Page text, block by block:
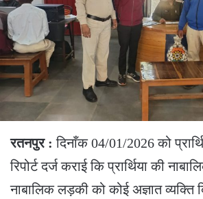
रतनपुर : दिनाँक 04/01/2026 को
रिपोर्ट दर्ज कराई कि प्रार्थिया की
नाबालिक लड़की को कोई अज्ञात व्यक्ति